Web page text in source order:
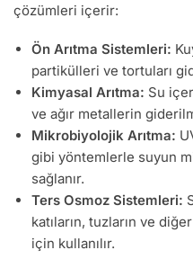
çözümleri içerir:
Ön Arıtma Sistemleri:
partikülleri ve tortuları
Kimyasal Arıtma: Su
ve ağır metallerin
Mikrobiyolojik Arıtma:
gibi yöntemlerle suyun
sağlanır.
Ters Osmoz Sistemleri:
katıların, tuzların ve
için kullanılır.